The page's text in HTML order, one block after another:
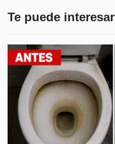
Te puede interesar